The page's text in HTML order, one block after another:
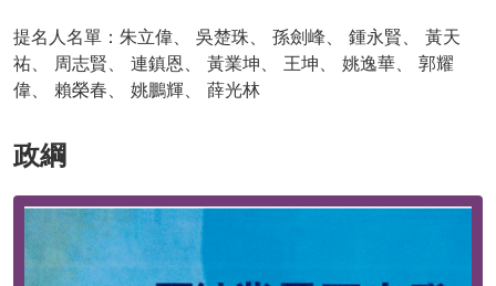
提名人名單：朱立偉、 吳楚珠、 孫劍峰、 鍾永賢、 黃天
祐、 周志賢、 連鎮恩、 黃業坤、 王坤、 姚逸華、 郭耀
偉、 賴榮春、 姚鵬輝、 薛光林
政綱